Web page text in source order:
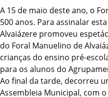
A 15 de maio deste ano, o
500 anos. Para assinalar
Alvaiázere promoveu
do Foral Manuelino de
crianças do ensino pré-
para os alunos do
Ao final da tarde, decorreu
Assembleia Municipal, com